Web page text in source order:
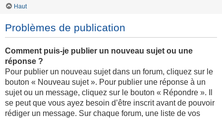
Haut
Problèmes de publication
Comment puis-je publier un nouveau sujet ou une
réponse ?
Pour publier un nouveau sujet dans un forum, cliquez sur le
bouton « Nouveau sujet ». Pour publier une réponse à un
sujet ou un message, cliquez sur le bouton « Répondre ». Il
se peut que vous ayez besoin d’être inscrit avant de pouvoir
rédiger un message. Sur chaque forum, une liste de vos